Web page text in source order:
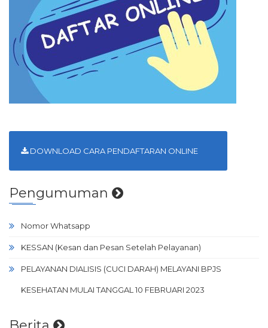
DOWNLOAD CARA PENDAFTARAN ONLINE
Pengumuman
Nomor Whatsapp
KESSAN (Kesan dan Pesan Setelah Pelayanan)
PELAYANAN DIALISIS (CUCI DARAH) MELAYANI BPJS
KESEHATAN MULAI TANGGAL 10 FEBRUARI 2023